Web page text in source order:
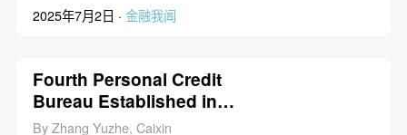
2025年7月2日 · 金融我闻
Fourth Personal Credit
Bureau Established in
Shanghai: Exploring New
By Zhang Yuzhe, Caixin